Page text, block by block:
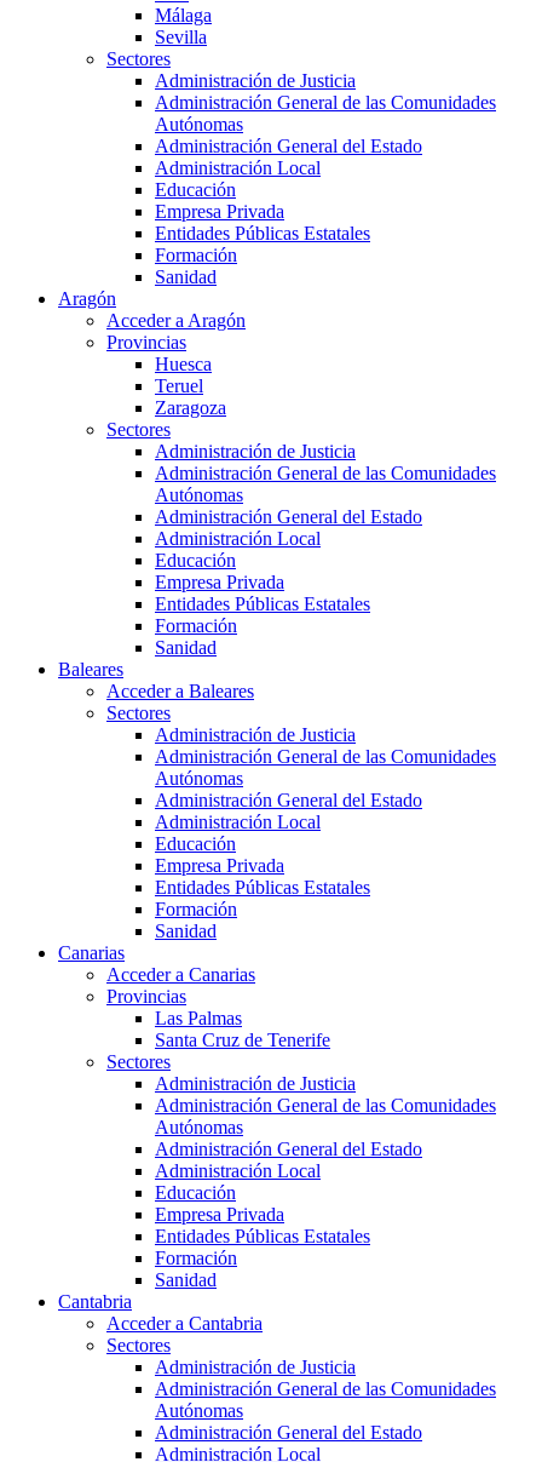
Málaga
Sevilla
Sectores
Administración de Justicia
Administración General de las Comunidades
Autónomas
Administración General del Estado
Administración Local
Educación
Empresa Privada
Entidades Públicas Estatales
Formación
Sanidad
Aragón
Acceder a Aragón
Provincias
Huesca
Teruel
Zaragoza
Sectores
Administración de Justicia
Administración General de las Comunidades
Autónomas
Administración General del Estado
Administración Local
Educación
Empresa Privada
Entidades Públicas Estatales
Formación
Sanidad
Baleares
Acceder a Baleares
Sectores
Administración de Justicia
Administración General de las Comunidades
Autónomas
Administración General del Estado
Administración Local
Educación
Empresa Privada
Entidades Públicas Estatales
Formación
Sanidad
Canarias
Acceder a Canarias
Provincias
Las Palmas
Santa Cruz de Tenerife
Sectores
Administración de Justicia
Administración General de las Comunidades
Autónomas
Administración General del Estado
Administración Local
Educación
Empresa Privada
Entidades Públicas Estatales
Formación
Sanidad
Cantabria
Acceder a Cantabria
Sectores
Administración de Justicia
Administración General de las Comunidades
Autónomas
Administración General del Estado
Administración Local